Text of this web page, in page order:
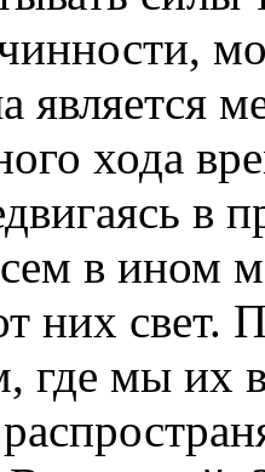
является
хода
в
в ином
них свет.
где мы